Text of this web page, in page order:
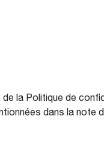
la Politique de
dans la note